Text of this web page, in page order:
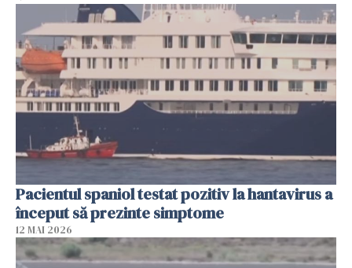
Pacientul spaniol testat pozitiv la hantavirus a
început să prezinte simptome
12 MAI 2026